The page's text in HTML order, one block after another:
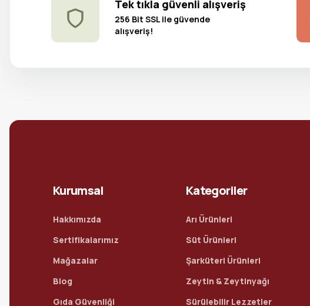
Tek tıkla güvenli alışveriş
256 Bit SSL ile güvende
alışveriş!
Kurumsal
Hakkımızda
Sertifikalarımız
Mağazalar
Blog
Gıda Güvenliği
Kategoriler
Arı Ürünleri
Süt Ürünleri
Şarküteri Ürünleri
Zeytin & Zeytinyağı
Sürülebilir Lezzetler